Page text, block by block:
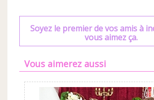
Soyez le premier de vos amis à
vous aimez ça.
Vous aimerez aussi